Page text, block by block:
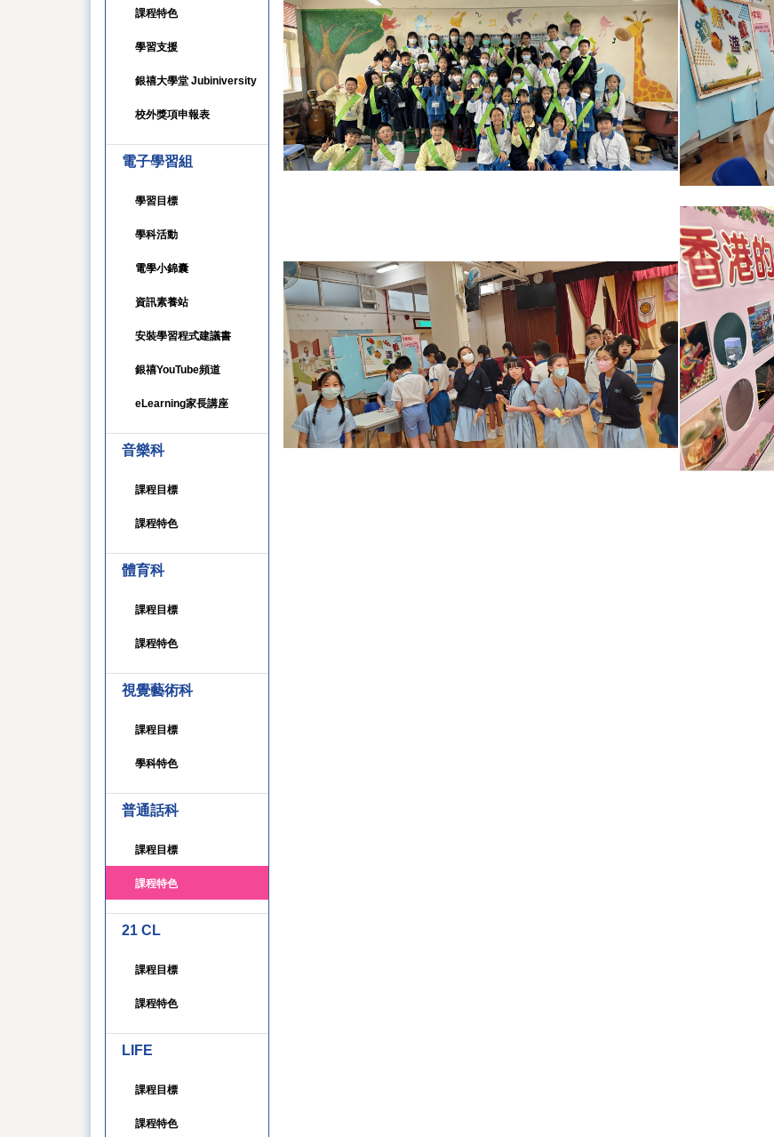
課程特色
學習支援
銀禧大學堂 Jubiniversity
校外獎項申報表
電子學習組
學習目標
學科活動
電學小錦囊
資訊素養站
安裝學習程式建議書
銀禧YouTube頻道
eLearning家長講座
音樂科
課程目標
課程特色
體育科
課程目標
課程特色
視覺藝術科
課程目標
學科特色
普通話科
課程目標
課程特色
21 CL
課程目標
課程特色
LIFE
課程目標
課程特色